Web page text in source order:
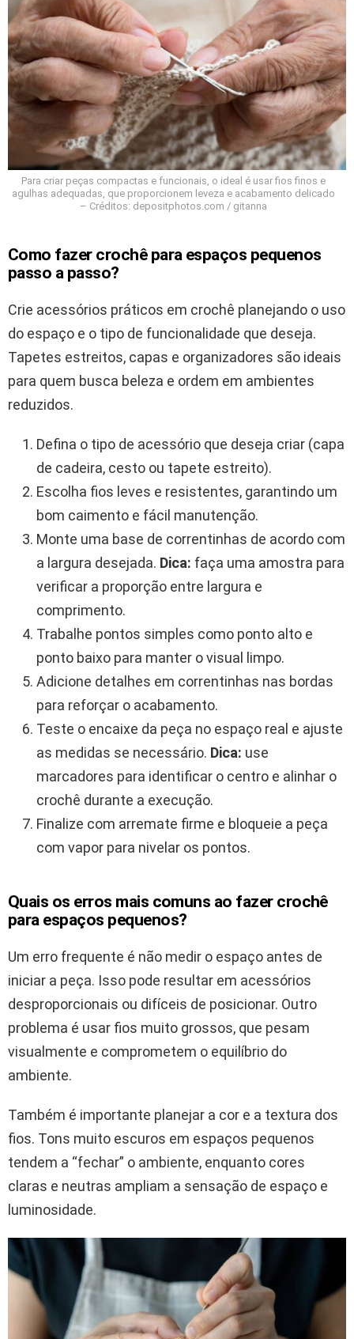
Para criar peças compactas e funcionais, o ideal é usar fios finos e
agulhas adequadas, que proporcionem leveza e acabamento delicado
– Créditos: depositphotos.com / gitanna
Como fazer crochê para espaços pequenos
passo a passo?
Crie acessórios práticos em crochê planejando o uso
do espaço e o tipo de funcionalidade que deseja.
Tapetes estreitos, capas e organizadores são ideais
para quem busca beleza e ordem em ambientes
reduzidos.
Defina o tipo de acessório que deseja criar (capa
de cadeira, cesto ou tapete estreito).
Escolha fios leves e resistentes, garantindo um
bom caimento e fácil manutenção.
Monte uma base de correntinhas de acordo com
a largura desejada. Dica: faça uma amostra para
verificar a proporção entre largura e
comprimento.
Trabalhe pontos simples como ponto alto e
ponto baixo para manter o visual limpo.
Adicione detalhes em correntinhas nas bordas
para reforçar o acabamento.
Teste o encaixe da peça no espaço real e ajuste
as medidas se necessário. Dica: use
marcadores para identificar o centro e alinhar o
crochê durante a execução.
Finalize com arremate firme e bloqueie a peça
com vapor para nivelar os pontos.
Quais os erros mais comuns ao fazer crochê
para espaços pequenos?
Um erro frequente é não medir o espaço antes de
iniciar a peça. Isso pode resultar em acessórios
desproporcionais ou difíceis de posicionar. Outro
problema é usar fios muito grossos, que pesam
visualmente e comprometem o equilíbrio do
ambiente.
Também é importante planejar a cor e a textura dos
fios. Tons muito escuros em espaços pequenos
tendem a “fechar” o ambiente, enquanto cores
claras e neutras ampliam a sensação de espaço e
luminosidade.